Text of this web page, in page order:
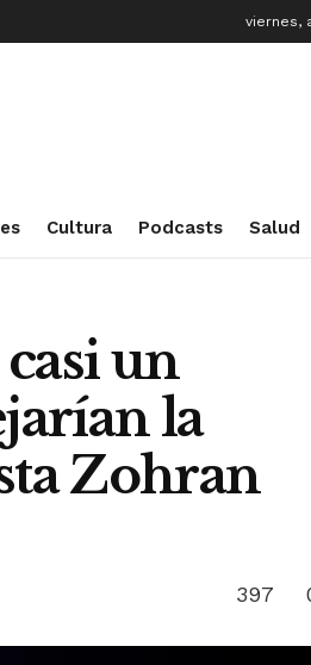
viernes,
Cultura Podcasts Salud
un
la
Zohran
397